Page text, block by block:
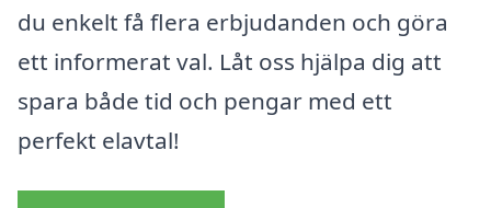
du enkelt få flera erbjudanden och göra
ett informerat val. Låt oss hjälpa dig att
spara både tid och pengar med ett
perfekt elavtal!